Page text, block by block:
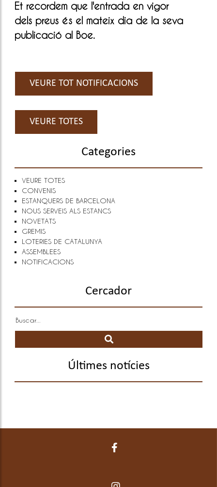
Et recordem que l'entrada en vigor
dels preus és el mateix dia de la seva
publicació al Boe.
VEURE TOT NOTIFICACIONS
VEURE TOTES
Categories
VEURE TOTES
CONVENIS
ESTANQUERS DE BARCELONA
NOUS SERVEIS ALS ESTANCS
NOVETATS
GREMIS
LOTERIES DE CATALUNYA
ASSEMBLEES
NOTIFICACIONS
Cercador
Últimes notícies